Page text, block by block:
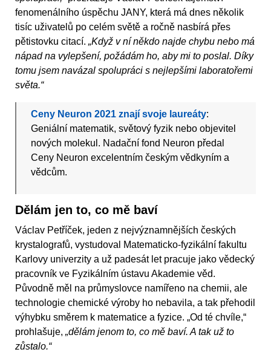
fenomenálního úspěchu JANY, která má dnes několik
tisíc uživatelů po celém světě a ročně nasbírá přes
pětistovku citací. „Když v ní někdo najde chybu nebo má
nápad na vylepšení, požádám ho, aby mi to poslal. Díky
tomu jsem navázal spolupráci s nejlepšími laboratořemi
světa.“
Ceny Neuron 2021 znají svoje laureáty:
Geniální matematik, světový fyzik nebo objevitel
nových molekul. Nadační fond Neuron předal
Ceny Neuron excelentním českým vědkyním a
vědcům.
Dělám jen to, co mě baví
Václav Petříček, jeden z nejvýznamnějších českých
krystalografů, vystudoval Matematicko-fyzikální fakultu
Karlovy univerzity a už padesát let pracuje jako vědecký
pracovník ve Fyzikálním ústavu Akademie věd.
Původně měl na průmyslovce namířeno na chemii, ale
technologie chemické výroby ho nebavila, a tak přehodil
výhybku směrem k matematice a fyzice. „Od té chvíle,“
prohlašuje, „dělám jenom to, co mě baví. A tak už to
zůstalo.“